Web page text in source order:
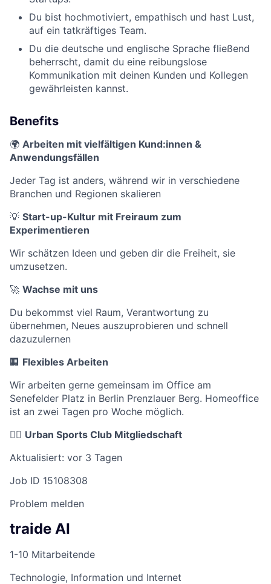
Du bist hochmotiviert, empathisch und hast Lust,
auf ein tatkräftiges Team.
Du die deutsche und englische Sprache fließend
beherrscht, damit du eine reibungslose
Kommunikation mit deinen Kunden und Kollegen
gewährleisten kannst.
Benefits
🌍 Arbeiten mit vielfältigen Kund:innen &
Anwendungsfällen
Jeder Tag ist anders, während wir in verschiedene
Branchen und Regionen skalieren
💡 Start-up-Kultur mit Freiraum zum
Experimentieren
Wir schätzen Ideen und geben dir die Freiheit, sie
umzusetzen.
🚀 Wachse mit uns
Du bekommst viel Raum, Verantwortung zu
übernehmen, Neues auszuprobieren und schnell
dazuzulernen
🏢 Flexibles Arbeiten
Wir arbeiten gerne gemeinsam im Office am
Senefelder Platz in Berlin Prenzlauer Berg. Homeoffice
ist an zwei Tagen pro Woche möglich.
🤸‍♂️ Urban Sports Club Mitgliedschaft
Aktualisiert: vor 3 Tagen
Job ID 15108308
Problem melden
traide AI
1-10 Mitarbeitende
Technologie, Information und Internet